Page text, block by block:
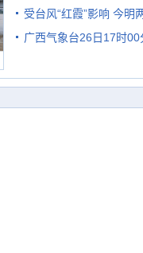
受台风“红霞”影响 今明
有较强降雨
广西气象台26日17时